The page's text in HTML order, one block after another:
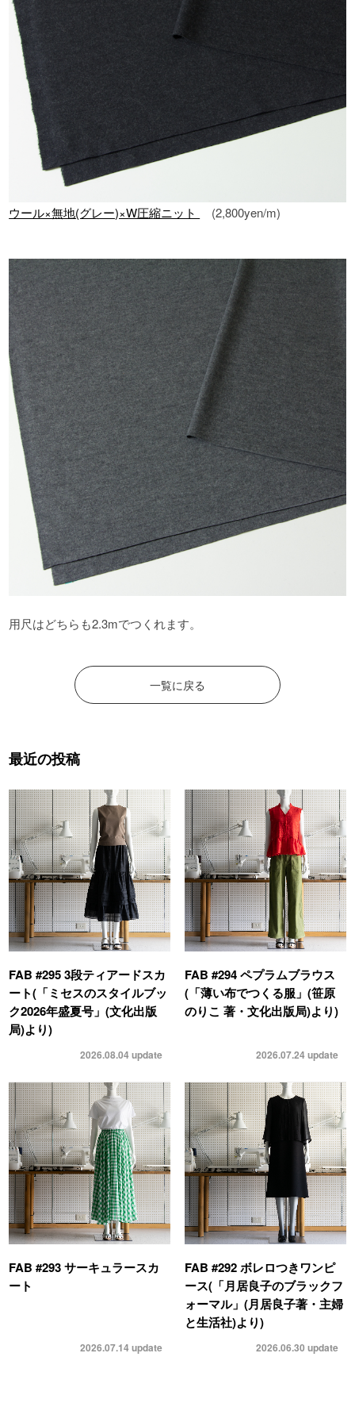
ウール×無地(グレー)×W圧縮ニット (2,800yen/m)
用尺はどちらも2.3mでつくれます。
一覧に戻る
最近の投稿
FAB #295 3段ティアードスカ
ート(「ミセスのスタイルブッ
ク2026年盛夏号」(文化出版
局)より)
2026.08.04update
FAB #294 ペプラムブラウス
(「薄い布でつくる服」(笹原
のりこ 著・文化出版局)より)
2026.07.24update
FAB #293 サーキュラースカ
ート
2026.07.14update
FAB #292 ボレロつきワンピ
ース(「月居良子のブラックフ
ォーマル」(月居良子著・主婦
と生活社)より)
2026.06.30 update